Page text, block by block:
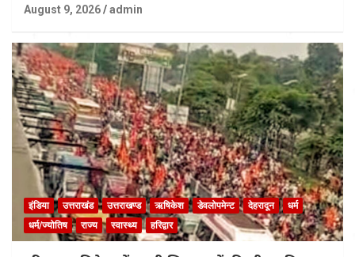
August 9, 2026 admin
इंडिया उत्तराखंड उत्तराखण्ड ऋषिकेश डेवलोपमेन्ट देहरादून
धर्म
धर्म/ज्योतिष
राज्य स्वास्थ्य हरिद्वार